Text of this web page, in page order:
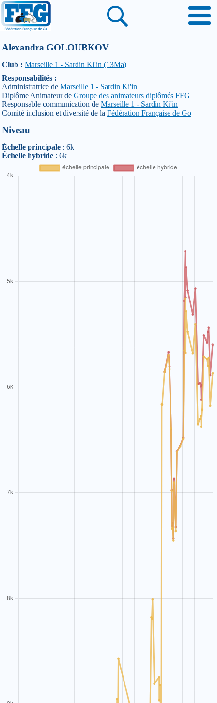
Alexandra GOLOUBKOV
Club : Marseille 1 - Sardin Ki'in (13Ma)
Responsabilités :
Administratrice de Marseille 1 - Sardin Ki'in
Diplôme Animateur de Groupe des animateurs diplômés FFG
Responsable communication de Marseille 1 - Sardin Ki'in
Comité inclusion et diversité de la Fédération Française de Go
Niveau
Échelle principale : 6k
Échelle hybride : 6k